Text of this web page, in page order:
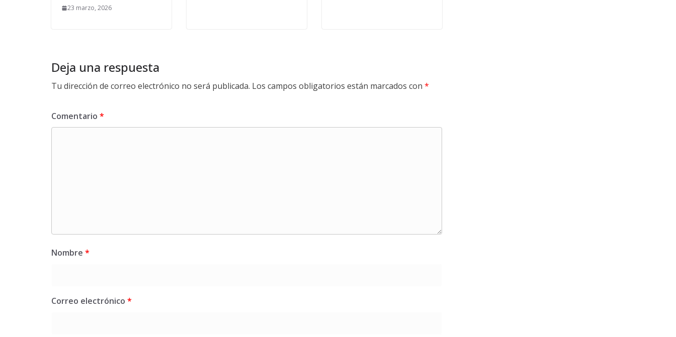
23 marzo, 2026
Deja una respuesta
Tu dirección de correo electrónico no será publicada. Los campos obligatorios están marcados con *
Comentario *
Nombre *
Correo electrónico *